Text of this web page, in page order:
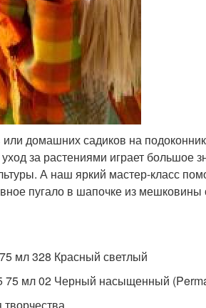
домашних садиков на
за растениями играет большое
А наш яркий мастер-класс
пугало в шапочке из мешковины
мл 328 Красный светлый
75 мл 02 Черный насыщенный